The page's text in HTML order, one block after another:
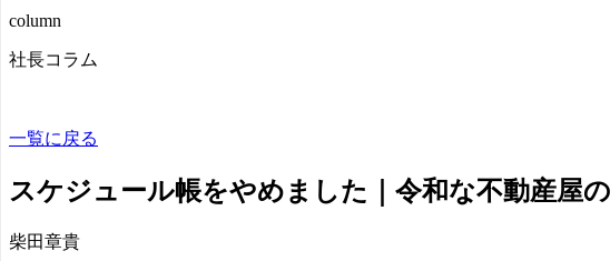
column
社長コラム
一覧に戻る
スケジュール帳をやめました｜令和な不動産屋
柴田章貴